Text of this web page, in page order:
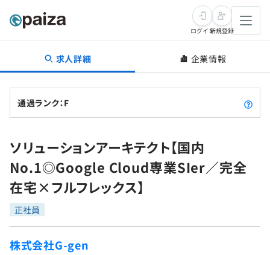
転職・キャリア
転職成功ガイド
転職エージェント
インタビュー
転職成功ガイド
新卒就活
求人検索
本選考
インターン
新卒エージェント
学習
問題集
4択課題
プログラミング言語
ゲーム・マンガ
ログイン新規登録
求人詳細 企業情報
通過ランク：F
ソリューションアーキテクト【国内
No.1◎Google Cloud専業SIer／完全
在宅×フルフレックス】
正社員
株式会社G-gen